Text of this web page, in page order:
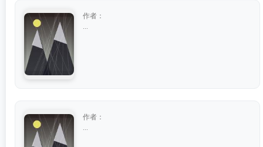
作者：
作者：